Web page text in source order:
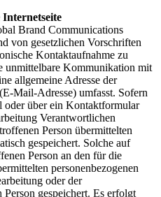
Brand Communications
von gesetzlichen Vorschriften
Kontaktaufnahme zu
unmittelbare Kommunikation mit
allgemeine Adresse der
Mail-Adresse) umfasst. Sofern
oder über ein Kontaktformular
Verantwortlichen
Person übermittelten
gespeichert. Solche auf
Person an den für die
personenbezogenen
oder der
gespeichert. Es erfolgt